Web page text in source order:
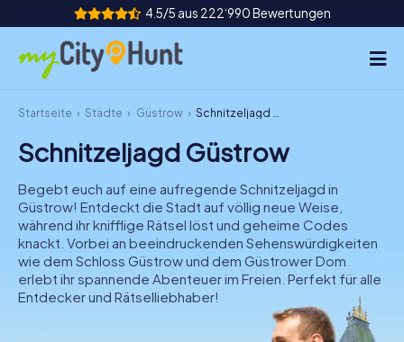
4.5/5 aus 222‘990 Bewertungen
So funktioniert's
Städte
Touren
Teamevent
Tickets
DE
Startseite Städte Güstrow Schnitzeljagd Güstrow
Schnitzeljagd Güstrow
Begebt euch auf eine aufregende Schnitzeljagd in
Güstrow! Entdeckt die Stadt auf völlig neue Weise,
während ihr knifflige Rätsel löst und geheime Codes
knackt. Vorbei an beeindruckenden Sehenswürdigkeiten
wie dem Schloss Güstrow und dem Güstrower Dom
erlebt ihr spannende Abenteuer im Freien. Perfekt für alle
Entdecker und Rätselliebhaber!